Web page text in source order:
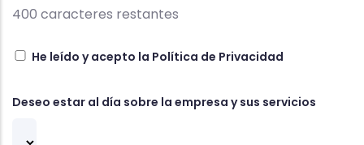
400 caracteres restantes
He leído y acepto la Política de Privacidad
Deseo estar al día sobre la empresa y sus servicios